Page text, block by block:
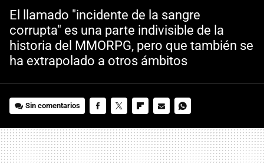
El llamado "incidente de la sangre
corrupta" es una parte indivisible de la
historia del MMORPG, pero que también se
ha extrapolado a otros ámbitos
Sin comentarios
MAIL